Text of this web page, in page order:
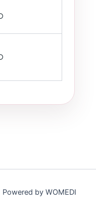
by WOMEDI